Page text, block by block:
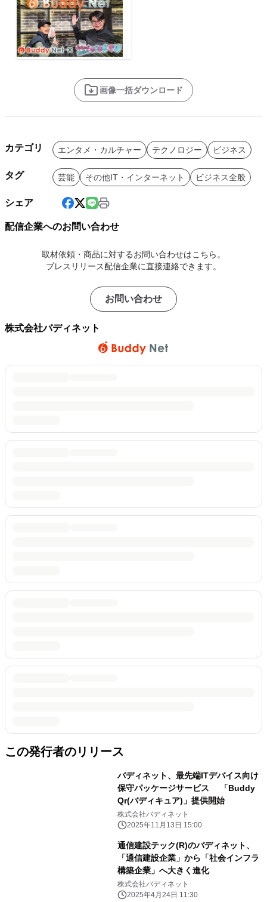
画像一括ダウンロード
カテゴリ エンタメ・カルチャー テクノロジー ビジネス
タグ 芸能 その他IT・インターネット ビジネス全般
シェア
配信企業へのお問い合わせ
取材依頼・商品に対するお問い合わせはこちら。
プレスリリース配信企業に直接連絡できます。
お問い合わせ
株式会社バディネット
この発行者のリリース
バディネット、最先端ITデバイス向け
保守パッケージサービス 「Buddy
Qr(バディキュア)」提供開始
株式会社バディネット
2025年11月13日 15:00
通信建設テック(R)のバディネット、
「通信建設企業」から「社会インフラ
構築企業」へ大きく進化
株式会社バディネット
2025年4月24日 11:30